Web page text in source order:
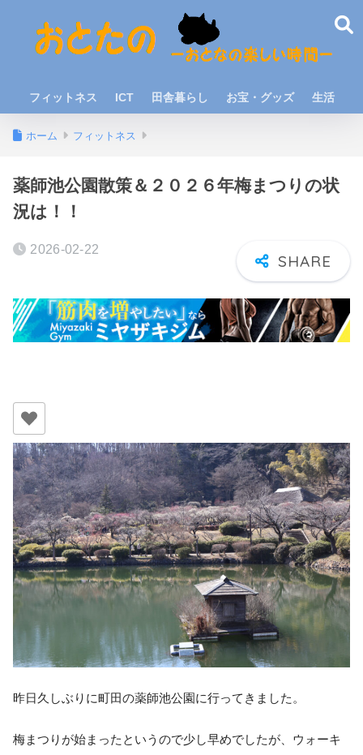
フィットネス ICT 田舎暮らし お宝・グッズ 生活
ホーム フィットネス
薬師池公園散策＆２０２６年梅まつりの状
況は！！
2026-02-22
昨日久しぶりに町田の薬師池公園に行ってきました。
梅まつりが始まったというので少し早めでしたが、ウォーキ